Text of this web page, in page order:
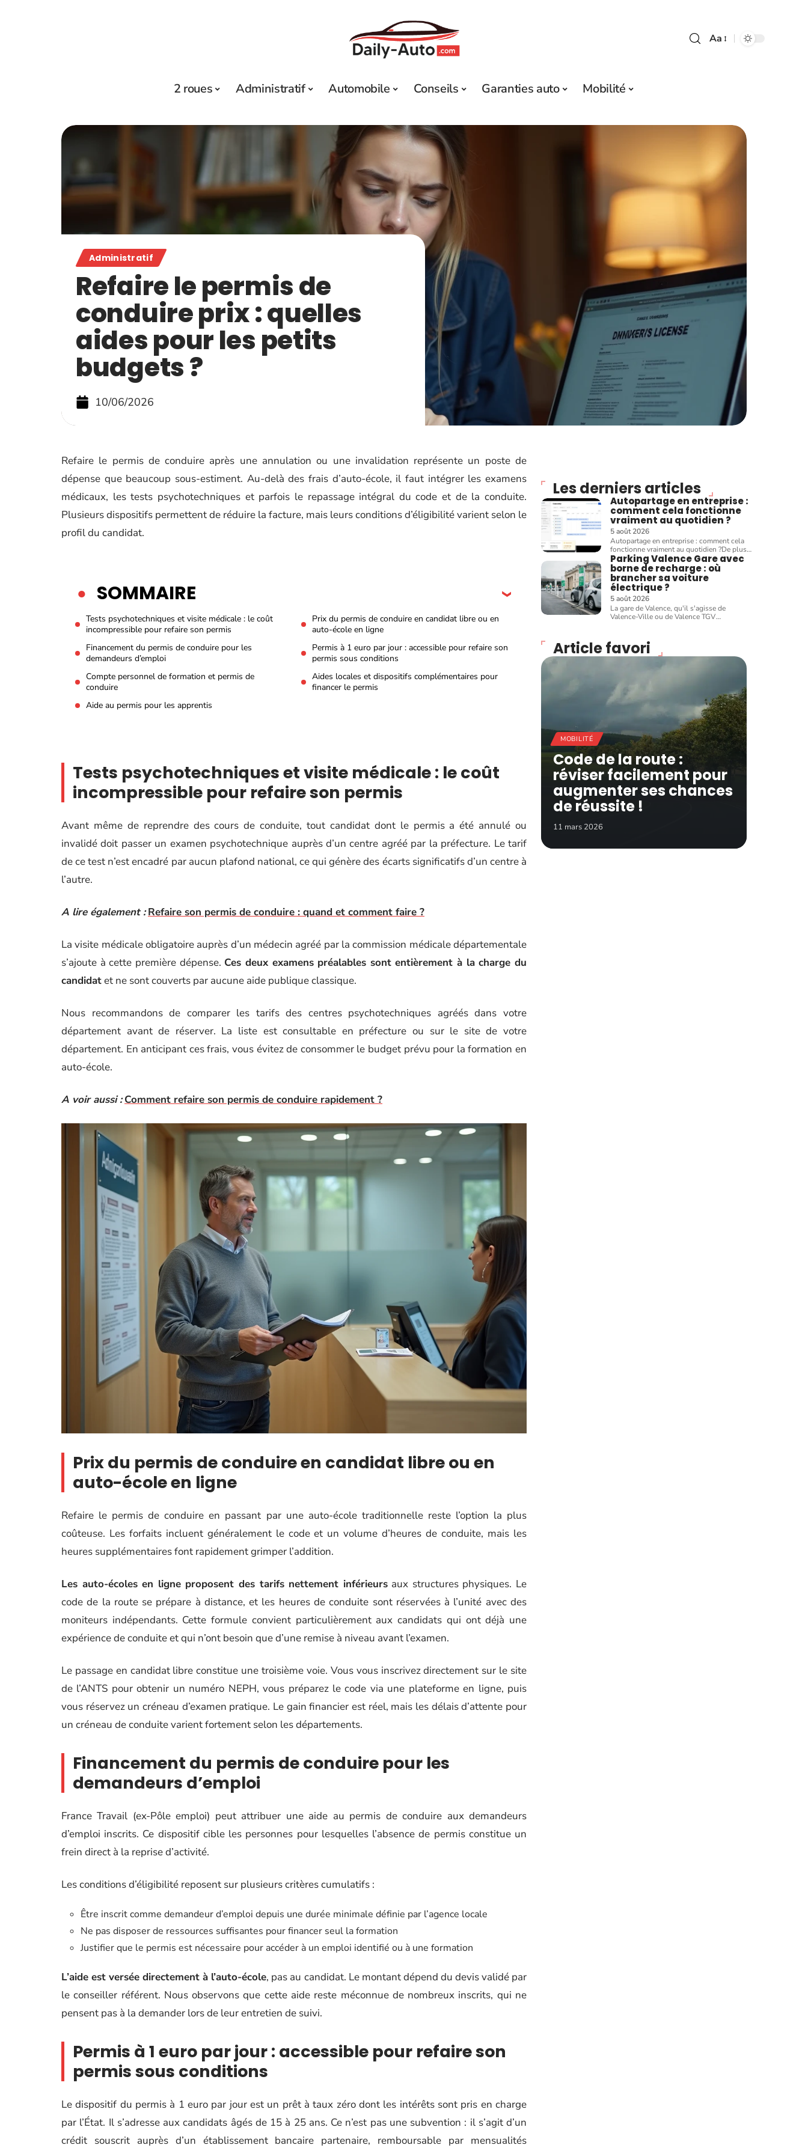
Aa
2 roues Administratif Automobile Conseils Garanties auto Mobilité
Administratif
Refaire le permis de
conduire prix : quelles
aides pour les petits
budgets ?
10/06/2026
Refaire le permis de conduire après une annulation ou une invalidation représente un poste de
dépense que beaucoup sous-estiment. Au-delà des frais d’auto-école, il faut intégrer les examens
médicaux, les tests psychotechniques et parfois le repassage intégral du code et de la conduite.
Plusieurs dispositifs permettent de réduire la facture, mais leurs conditions d’éligibilité varient selon le
profil du candidat.
SOMMAIRE
Tests psychotechniques et visite médicale : le coût
incompressible pour refaire son permis
Prix du permis de conduire en candidat libre ou en
auto-école en ligne
Financement du permis de conduire pour les
demandeurs d’emploi
Permis à 1 euro par jour : accessible pour refaire son
permis sous conditions
Compte personnel de formation et permis de
conduire
Aides locales et dispositifs complémentaires pour
financer le permis
Aide au permis pour les apprentis
Tests psychotechniques et visite médicale : le coût
incompressible pour refaire son permis
Avant même de reprendre des cours de conduite, tout candidat dont le permis a été annulé ou
invalidé doit passer un examen psychotechnique auprès d’un centre agréé par la préfecture. Le tarif
de ce test n’est encadré par aucun plafond national, ce qui génère des écarts significatifs d’un centre à
l’autre.
A lire également : Refaire son permis de conduire : quand et comment faire ?
La visite médicale obligatoire auprès d’un médecin agréé par la commission médicale départementale
s’ajoute à cette première dépense. Ces deux examens préalables sont entièrement à la charge du
candidatet ne sont couverts par aucune aide publique classique.
Nous recommandons de comparer les tarifs des centres psychotechniques agréés dans votre
département avant de réserver. La liste est consultable en préfecture ou sur le site de votre
département. En anticipant ces frais, vous évitez de consommer le budget prévu pour la formation en
auto-école.
A voir aussi : Comment refaire son permis de conduire rapidement ?
Prix du permis de conduire en candidat libre ou en
auto-école en ligne
Refaire le permis de conduire en passant par une auto-école traditionnelle reste l’option la plus
coûteuse. Les forfaits incluent généralement le code et un volume d’heures de conduite, mais les
heures supplémentaires font rapidement grimper l’addition.
Les auto-écoles en ligne proposent des tarifs nettement inférieursaux structures physiques. Le
code de la route se prépare à distance, et les heures de conduite sont réservées à l’unité avec des
moniteurs indépendants. Cette formule convient particulièrement aux candidats qui ont déjà une
expérience de conduite et qui n’ont besoin que d’une remise à niveau avant l’examen.
Le passage en candidat libre constitue une troisième voie. Vous vous inscrivez directement sur le site
de l’ANTS pour obtenir un numéro NEPH, vous préparez le code via une plateforme en ligne, puis
vous réservez un créneau d’examen pratique. Le gain financier est réel, mais les délais d’attente pour
un créneau de conduite varient fortement selon les départements.
Financement du permis de conduire pour les
demandeurs d’emploi
France Travail (ex-Pôle emploi) peut attribuer une aide au permis de conduire aux demandeurs
d’emploi inscrits. Ce dispositif cible les personnes pour lesquelles l’absence de permis constitue un
frein direct à la reprise d’activité.
Les conditions d’éligibilité reposent sur plusieurs critères cumulatifs :
Être inscrit comme demandeur d’emploi depuis une durée minimale définie par l’agence locale
Ne pas disposer de ressources suffisantes pour financer seul la formation
Justifier que le permis est nécessaire pour accéder à un emploi identifié ou à une formation
L’aide est versée directement à l’auto-école, pas au candidat. Le montant dépend du devis validé par
le conseiller référent. Nous observons que cette aide reste méconnue de nombreux inscrits, qui ne
pensent pas à la demander lors de leur entretien de suivi.
Permis à 1 euro par jour : accessible pour refaire son
permis sous conditions
Le dispositif du permis à 1 euro par jour est un prêt à taux zéro dont les intérêts sont pris en charge
par l’État. Il s’adresse aux candidats âgés de 15 à 25 ans. Ce n’est pas une subvention : il s’agit d’un
crédit souscrit auprès d’un établissement bancaire partenaire, remboursable par mensualités
Les derniers articles
Autopartage en entreprise :
comment cela fonctionne
vraiment au quotidien ?
5 août 2026
Autopartage en entreprise : comment cela
fonctionne vraiment au quotidien ?De plus…
Parking Valence Gare avec
borne de recharge : où
brancher sa voiture
électrique ?
5 août 2026
La gare de Valence, qu'il s'agisse de
Valence-Ville ou de Valence TGV…
Article favori
MOBILITÉ
Code de la route :
réviser facilement pour
augmenter ses chances
de réussite !
11 mars 2026